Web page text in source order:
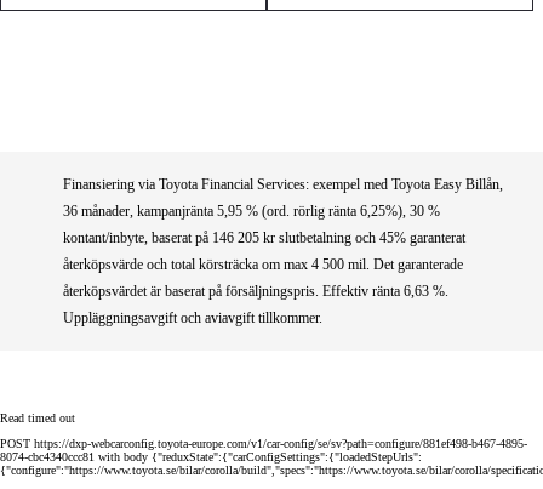
Finansiering via Toyota Financial Services: exempel med Toyota Easy Billån,
36 månader, kampanjränta 5,95 % (ord. rörlig ränta 6,25%), 30 %
kontant/inbyte, baserat på 146 205 kr slutbetalning och 45% garanterat
återköpsvärde och total körsträcka om max 4 500 mil. Det garanterade
återköpsvärdet är baserat på försäljningspris. Effektiv ränta 6,63 %.
Uppläggningsavgift och aviavgift tillkommer.
Read timed out
POST https://dxp-webcarconfig.toyota-europe.com/v1/car-config/se/sv?path=configure/881ef498-b467-4895-
8074-cbc4340ccc81 with body {"reduxState":{"carConfigSettings":{"loadedStepUrls":
{"configure":"https://www.toyota.se/bilar/corolla/build","specs":"https://www.toyota.se/bilar/corolla/